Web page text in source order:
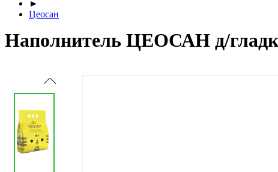
►
Цеосан
Наполнитель ЦЕОСАН д/